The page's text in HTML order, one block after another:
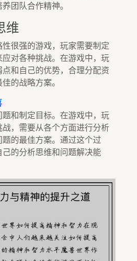
团队合作精神。
维
很强的游戏，玩家需要制定
对各种挑战。在游戏中，玩
和自己的优势，合理分配资
的战略方案。
和制定目标。在游戏中，玩
，需要从各个方面进行分析
的最佳方案。通过这个过
的分析思维和问题解决能